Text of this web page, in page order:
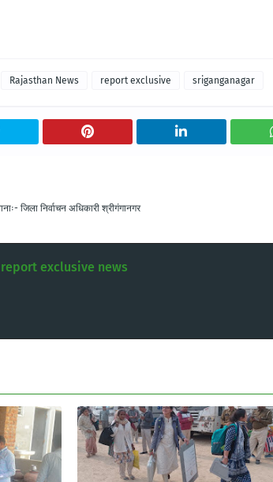
Rajasthan News report exclusive sriganganagar
जिला निर्वाचन अधिकारी श्रीगंगानगर
report exclusive news